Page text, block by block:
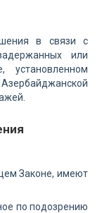
в связи с
или
Законе, имеют
по подозрению